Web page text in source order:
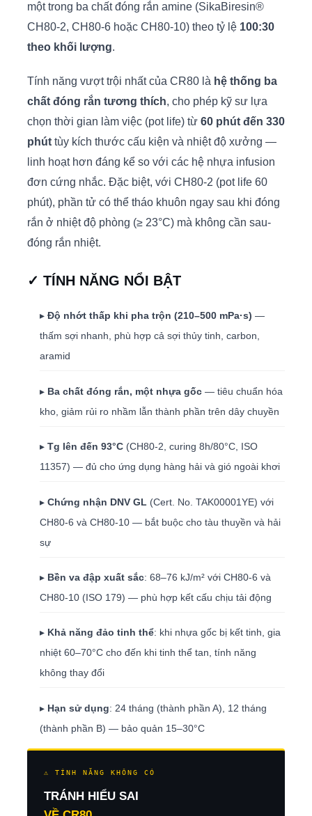
một trong ba chất đóng rắn amine (SikaBiresin®
CH80-2, CH80-6 hoặc CH80-10) theo tỷ lệ 100:30
theo khối lượng.
Tính năng vượt trội nhất của CR80 là hệ thống ba
chất đóng rắn tương thích, cho phép kỹ sư lựa
chọn thời gian làm việc (pot life) từ 60 phút đến 330
phút tùy kích thước cấu kiện và nhiệt độ xưởng —
linh hoạt hơn đáng kể so với các hệ nhựa infusion
đơn cứng nhắc. Đặc biệt, với CH80-2 (pot life 60
phút), phần tử có thể tháo khuôn ngay sau khi đóng
rắn ở nhiệt độ phòng (≥ 23°C) mà không cần sau-
đóng rắn nhiệt.
✓ TÍNH NĂNG NỔI BẬT
▸Độ nhớt thấp khi pha trộn (210–500 mPa·s) —
thấm sợi nhanh, phù hợp cả sợi thủy tinh, carbon,
aramid
▸ Ba chất đóng rắn, một nhựa gốc — tiêu chuẩn hóa
kho, giảm rủi ro nhầm lẫn thành phần trên dây chuyền
▸Tg lên đến 93°C (CH80-2, curing 8h/80°C, ISO
11357) — đủ cho ứng dụng hàng hải và gió ngoài khơi
▸Chứng nhận DNV GL (Cert. No. TAK00001YE) với
CH80-6 và CH80-10 — bắt buộc cho tàu thuyền và hải
sự
▸ Bền va đập xuất sắc: 68–76 kJ/m² với CH80-6 và
CH80-10 (ISO 179) — phù hợp kết cấu chịu tải động
▸ Khả năng đảo tinh thể: khi nhựa gốc bị kết tinh, gia
nhiệt 60–70°C cho đến khi tinh thể tan, tính năng
không thay đổi
▸ Hạn sử dụng: 24 tháng (thành phần A), 12 tháng
(thành phần B) — bảo quản 15–30°C
⚠ TÍNH NĂNG KHÔNG CÓ
TRÁNH HIỂU SAI